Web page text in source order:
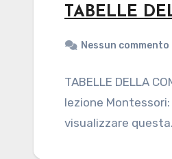
TABELLE
Nessun commento
TABELLE DELLA
lezione Montessori:
visualizzare